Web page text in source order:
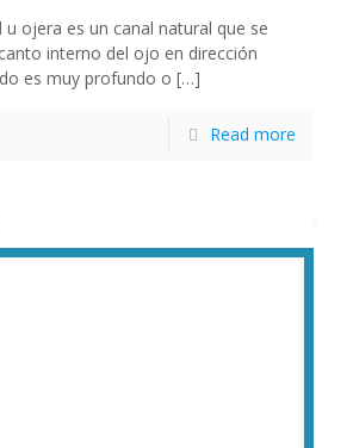
u ojera es un canal natural que se
interno del ojo en dirección
es muy profundo o […]
Read more